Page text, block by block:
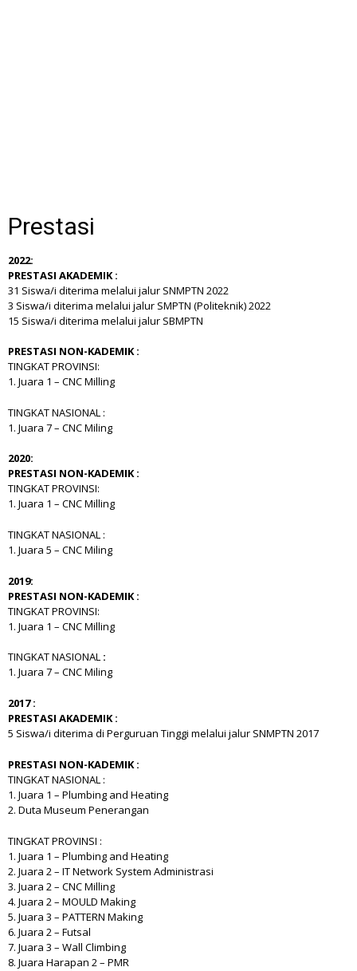
Prestasi
2022:
PRESTASI AKADEMIK :
31 Siswa/i diterima melalui jalur SNMPTN 2022
3 Siswa/i diterima melalui jalur SMPTN (Politeknik) 2022
15 Siswa/i diterima melalui jalur SBMPTN
PRESTASI NON-KADEMIK :
TINGKAT PROVINSI:
1. Juara 1 – CNC Milling
TINGKAT NASIONAL :
1. Juara 7 – CNC Miling
2020:
PRESTASI NON-KADEMIK :
TINGKAT PROVINSI:
1. Juara 1 – CNC Milling
TINGKAT NASIONAL :
1. Juara 5 – CNC Miling
2019:
PRESTASI NON-KADEMIK :
TINGKAT PROVINSI:
1. Juara 1 – CNC Milling
TINGKAT NASIONAL :
1. Juara 7 – CNC Miling
2017 :
PRESTASI AKADEMIK :
5 Siswa/i diterima di Perguruan Tinggi melalui jalur SNMPTN 2017
PRESTASI NON-KADEMIK :
TINGKAT NASIONAL :
1. Juara 1 – Plumbing and Heating
2. Duta Museum Penerangan
TINGKAT PROVINSI :
1. Juara 1 – Plumbing and Heating
2. Juara 2 – IT Network System Administrasi
3. Juara 2 – CNC Milling
4. Juara 2 – MOULD Making
5. Juara 3 – PATTERN Making
6. Juara 2 – Futsal
7. Juara 3 – Wall Climbing
8. Juara Harapan 2 – PMR